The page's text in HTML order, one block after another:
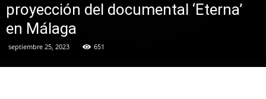
proyección del documental ‘Eterna’
en Málaga
septiembre 25, 2023 651